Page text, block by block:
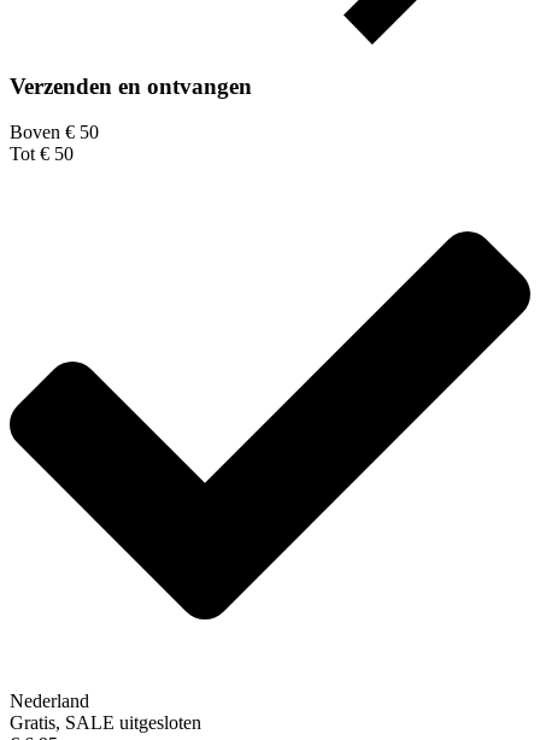
Verzenden en ontvangen
Boven € 50
Tot € 50
Nederland
Gratis, SALE uitgesloten